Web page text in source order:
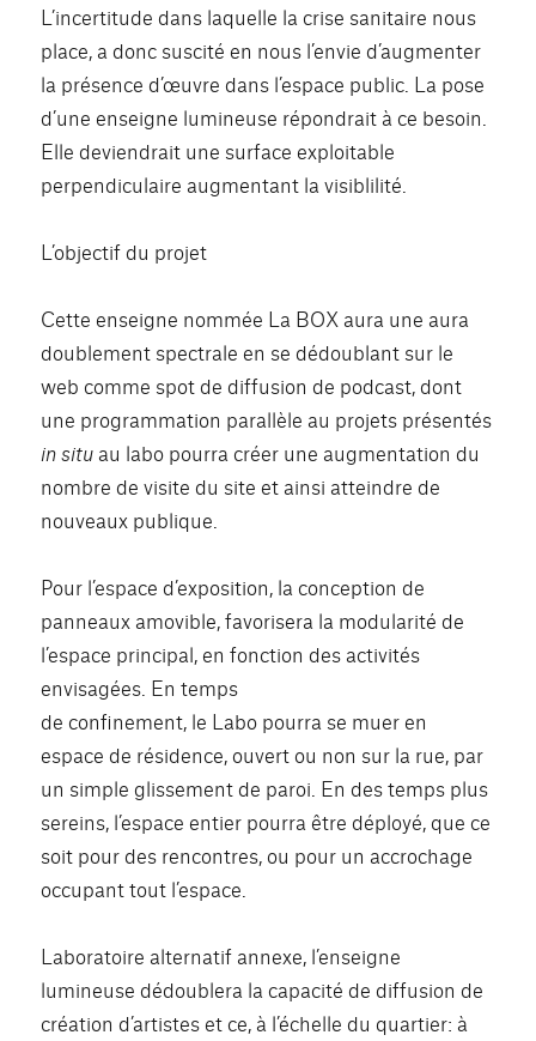
L’incertitude dans laquelle la crise sanitaire nous
place, a donc suscité en nous l’envie d’augmenter
la présence d’œuvre dans l’espace public. La pose
d’une enseigne lumineuse répondrait à ce besoin.
Elle deviendrait une surface exploitable
perpendiculaire augmentant la visiblilité.
L’objectif du projet
Cette enseigne nommée La BOX aura une aura
doublement spectrale en se dédoublant sur le
web comme spot de diffusion de podcast, dont
une programmation parallèle au projets présentés
in situ au labo pourra créer une augmentation du
nombre de visite du site et ainsi atteindre de
nouveaux publique.
Pour l’espace d’exposition, la conception de
panneaux amovible, favorisera la modularité de
l’espace principal, en fonction des activités
envisagées. En temps
de confinement, le Labo pourra se muer en
espace de résidence, ouvert ou non sur la rue, par
un simple glissement de paroi. En des temps plus
sereins, l’espace entier pourra être déployé, que ce
soit pour des rencontres, ou pour un accrochage
occupant tout l’espace.
Laboratoire alternatif annexe, l’enseigne
lumineuse dédoublera la capacité de diffusion de
création d’artistes et ce, à l’échelle du quartier: à